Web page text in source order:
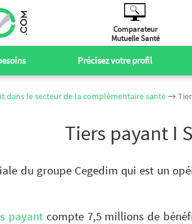
Comparateur
Mutuelle Santé
Précisez votre profil
dans le secteur de la complémentaire santé→
Tiers payant I
du groupe Cegedim qui est un
payantcompte 7,5 millions de